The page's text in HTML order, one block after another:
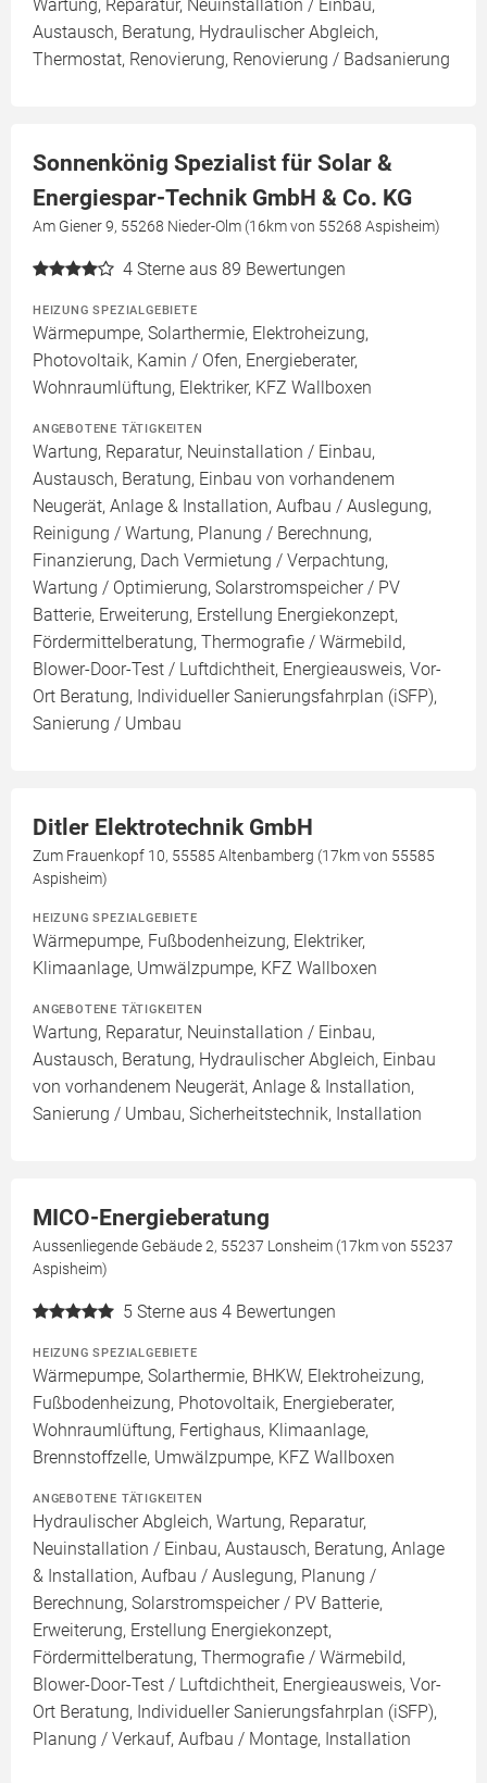
Wartung, Reparatur, Neuinstallation / Einbau,
Austausch, Beratung, Hydraulischer Abgleich,
Thermostat, Renovierung, Renovierung / Badsanierung
Sonnenkönig Spezialist für Solar &
Energiespar-Technik GmbH & Co. KG
Am Giener 9, 55268 Nieder-Olm (16km von 55268 Aspisheim)
4 Sterne aus 89 Bewertungen
HEIZUNG SPEZIALGEBIETE
Wärmepumpe, Solarthermie, Elektroheizung,
Photovoltaik, Kamin / Ofen, Energieberater,
Wohnraumlüftung, Elektriker, KFZ Wallboxen
ANGEBOTENE TÄTIGKEITEN
Wartung, Reparatur, Neuinstallation / Einbau,
Austausch, Beratung, Einbau von vorhandenem
Neugerät, Anlage & Installation, Aufbau / Auslegung,
Reinigung / Wartung, Planung / Berechnung,
Finanzierung, Dach Vermietung / Verpachtung,
Wartung / Optimierung, Solarstromspeicher / PV
Batterie, Erweiterung, Erstellung Energiekonzept,
Fördermittelberatung, Thermografie / Wärmebild,
Blower-Door-Test / Luftdichtheit, Energieausweis, Vor-
Ort Beratung, Individueller Sanierungsfahrplan (iSFP),
Sanierung / Umbau
Ditler Elektrotechnik GmbH
Zum Frauenkopf 10, 55585 Altenbamberg (17km von 55585
Aspisheim)
HEIZUNG SPEZIALGEBIETE
Wärmepumpe, Fußbodenheizung, Elektriker,
Klimaanlage, Umwälzpumpe, KFZ Wallboxen
ANGEBOTENE TÄTIGKEITEN
Wartung, Reparatur, Neuinstallation / Einbau,
Austausch, Beratung, Hydraulischer Abgleich, Einbau
von vorhandenem Neugerät, Anlage & Installation,
Sanierung / Umbau, Sicherheitstechnik, Installation
MICO-Energieberatung
Aussenliegende Gebäude 2, 55237 Lonsheim (17km von 55237
Aspisheim)
5 Sterne aus 4 Bewertungen
HEIZUNG SPEZIALGEBIETE
Wärmepumpe, Solarthermie, BHKW, Elektroheizung,
Fußbodenheizung, Photovoltaik, Energieberater,
Wohnraumlüftung, Fertighaus, Klimaanlage,
Brennstoffzelle, Umwälzpumpe, KFZ Wallboxen
ANGEBOTENE TÄTIGKEITEN
Hydraulischer Abgleich, Wartung, Reparatur,
Neuinstallation / Einbau, Austausch, Beratung, Anlage
& Installation, Aufbau / Auslegung, Planung /
Berechnung, Solarstromspeicher / PV Batterie,
Erweiterung, Erstellung Energiekonzept,
Fördermittelberatung, Thermografie / Wärmebild,
Blower-Door-Test / Luftdichtheit, Energieausweis, Vor-
Ort Beratung, Individueller Sanierungsfahrplan (iSFP),
Planung / Verkauf, Aufbau / Montage, Installation